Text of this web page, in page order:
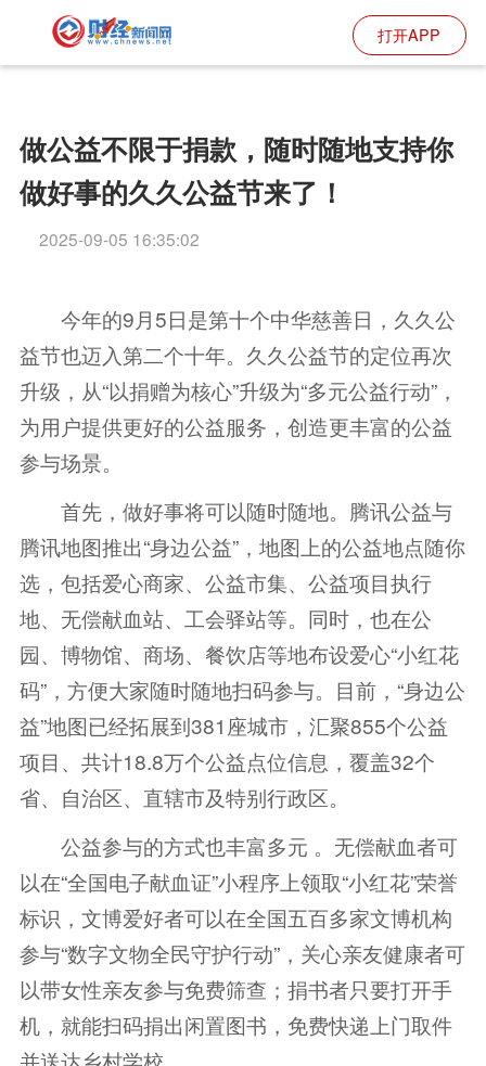
打开APP
做公益不限于捐款，随时随地支持你
做好事的久久公益节来了！
2025-09-05 16:35:02
今年的9月5日是第十个中华慈善日，久久公
益节也迈入第二个十年。久久公益节的定位再次
升级，从“以捐赠为核心”升级为“多元公益行动”，
为用户提供更好的公益服务，创造更丰富的公益
参与场景。
首先，做好事将可以随时随地。腾讯公益与
腾讯地图推出“身边公益”，地图上的公益地点随你
选，包括爱心商家、公益市集、公益项目执行
地、无偿献血站、工会驿站等。同时，也在公
园、博物馆、商场、餐饮店等地布设爱心“小红花
码”，方便大家随时随地扫码参与。目前，“身边公
益”地图已经拓展到381座城市，汇聚855个公益
项目、共计18.8万个公益点位信息，覆盖32个
省、自治区、直辖市及特别行政区。
公益参与的方式也丰富多元 。无偿献血者可
以在“全国电子献血证”小程序上领取“小红花”荣誉
标识，文博爱好者可以在全国五百多家文博机构
参与“数字文物全民守护行动”，关心亲友健康者可
以带女性亲友参与免费筛查；捐书者只要打开手
机，就能扫码捐出闲置图书，免费快递上门取件
并送达乡村学校。